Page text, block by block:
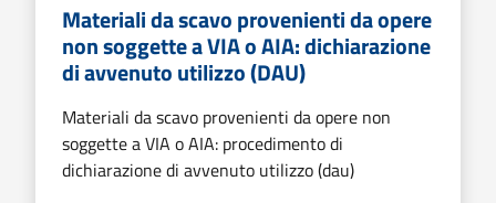
Materiali da scavo provenienti da opere
non soggette a VIA o AIA: dichiarazione
di avvenuto utilizzo (DAU)
Materiali da scavo provenienti da opere non
soggette a VIA o AIA: procedimento di
dichiarazione di avvenuto utilizzo (dau)